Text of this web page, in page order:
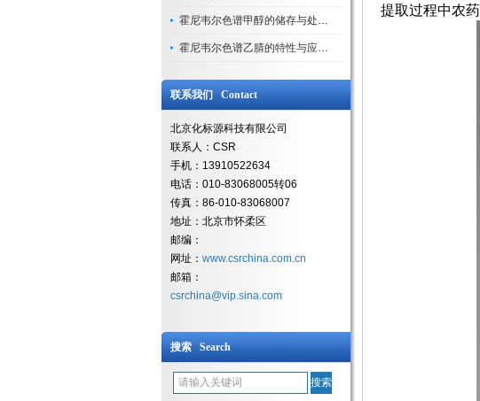
霍尼韦尔色谱甲醇的储存与处理注意事项
霍尼韦尔色谱乙腈的特性与应用领域解析
联系我们 Contact
北京化标源科技有限公司
联系人：CSR
手机：13910522634
电话：010-83068005转06
传真：86-010-83068007
地址：北京市怀柔区
邮编：
网址： www.csrchina.com.cn
邮箱：
csrchina@vip.sina.com
搜索 Search
提取过程中农